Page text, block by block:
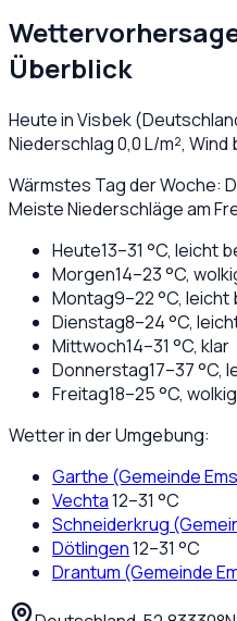
Überblick
Heute inVisbek(
Niederschlag0,0L/m², Wind
Wärmstes Tag der Woche:
Meiste Niederschläge am
Heute13–31 °C, leicht
Morgen14–23°C,
Montag9–22°C, leicht
Dienstag8–24°C,
Mittwoch14–31 °C, klar
Donnerstag17–37°C,
Freitag18–25°C, wolkig
Wetter in der Umgebung:
Garthe (Gemeinde
Vechta12–31 °C
Schneiderkrug
Dötlingen12–31 °C
Drantum (Gemeinde